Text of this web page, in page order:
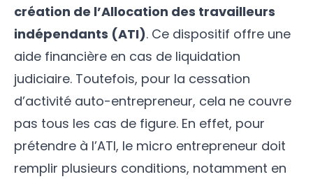
création de l’Allocation des travailleurs
indépendants (ATI). Ce dispositif offre une
aide financière en cas de liquidation
judiciaire. Toutefois, pour la cessation
d’activité auto-entrepreneur, cela ne couvre
pas tous les cas de figure. En effet, pour
prétendre à l’ATI, le micro entrepreneur doit
remplir plusieurs conditions, notamment en